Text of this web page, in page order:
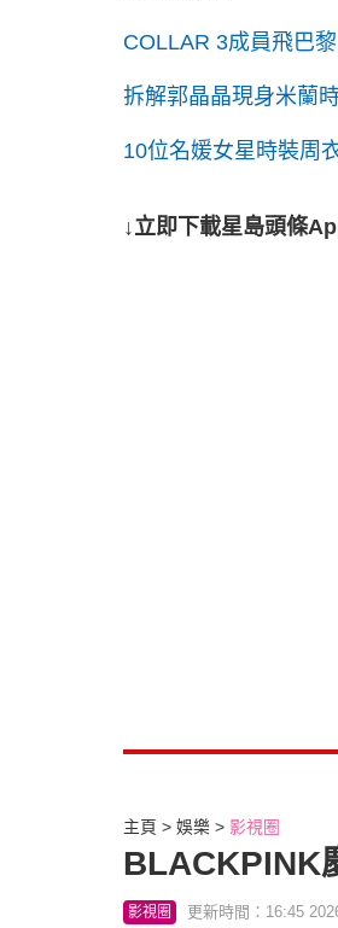
COLLAR 3成員飛巴
拆解郭晶晶現身米蘭
10位名媛女星時裝周
↓立即下載星島頭條
主頁 娛樂 影視圈
BLACKPINK
影視圈 更新時間：16:45